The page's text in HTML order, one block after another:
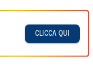
CLICCA QUI